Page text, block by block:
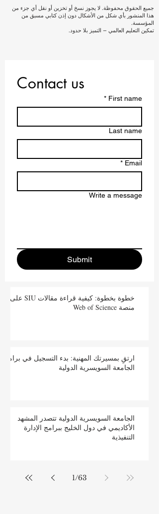
جميع الحقوق محفوظة. لا يجوز نسخ أو تخزين أو نقل أي جزء من
هذا المنشور بأي شكل من الأشكال دون إذن كتابي مسبق من
المؤسسة.
تمكين التعليم العالمي – التميز بلا حدود.
Contact us
First name
*
Last name
Email
*
Write a message
Submit
خطوة بخطوة: كيفية قراءة مقالات SIU على
منصة Web of Science
ارتقِ بمسيرتك المهنية: بدء التسجيل في برامج
الجامعة السويسرية الدولية
الجامعة السويسرية الدولية تتصدر المشهد
الأكاديمي في دول الخليج ببرامج الإدارة
التنفيذية
1/63